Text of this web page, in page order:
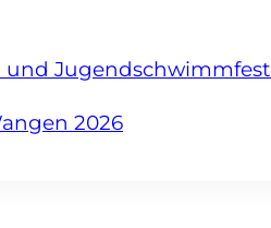
und Jugendschwimmfest
2026